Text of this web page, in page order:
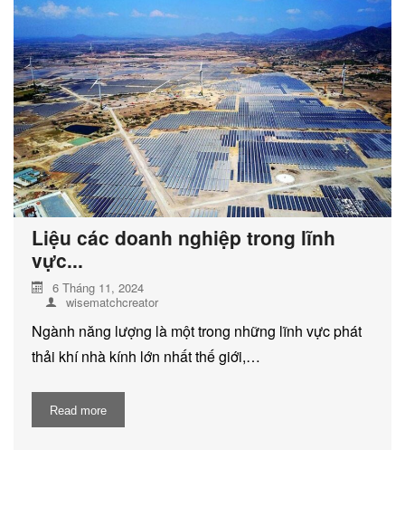
Liệu các doanh nghiệp trong lĩnh
vực...
6 Tháng 11, 2024
wisematchcreator
Ngành năng lượng là một trong những lĩnh vực phát
thải khí nhà kính lớn nhất thế giới,…
Read more
DỊCH VỤ KIỂM KÊ KHÍ THẢI NHÀ
KÍNH